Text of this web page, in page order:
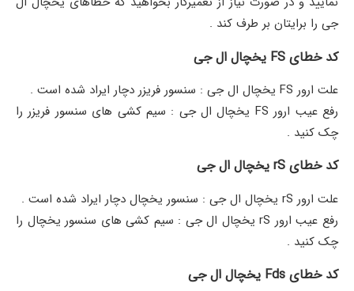
جی را برایتان بر طرف کند .
کد خطای FS یخچال ال جی
علت ارور FS یخچال ال جی : سنسور فریزر دچار ایراد شده است .
رفع عیب ارور FS یخچال ال جی : سیم کشی های سنسور فریزر را
چک کنید .
کد خطای rS یخچال ال جی
علت ارور rS یخچال ال جی : سنسور یخچال دچار ایراد شده است .
رفع عیب ارور rS یخچال ال جی : سیم کشی های سنسور یخچال را
چک کنید .
کد خطای Fds یخچال ال جی